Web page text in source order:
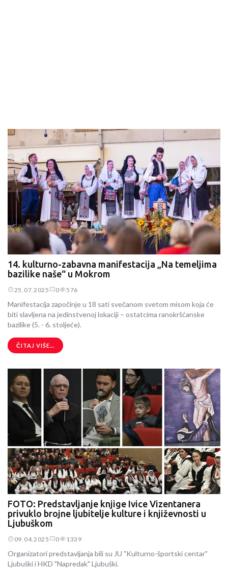
14. kulturno-zabavna manifestacija „Na temeljima
bazilike naše“ u Mokrom
25.07.2025 0 576
Manifestacija započinje u 18 sati svečanom svetom misom koja će
biti slavljena na jedinstvenoj lokaciji – ostatcima ranokršćanske
bazilike (5. - 6. stoljeće).
ČITAJ VIŠE...
FOTO: Predstavljanje knjige Ivice Vizentanera
privuklo brojne ljubitelje kulture i književnosti u
Ljubuškom
09.04.2025 0 1339
Organizatori predstavljanja bili su JU "Kulturno-športski centar"
Ljubuški i HKD "Napredak" Ljubuški.